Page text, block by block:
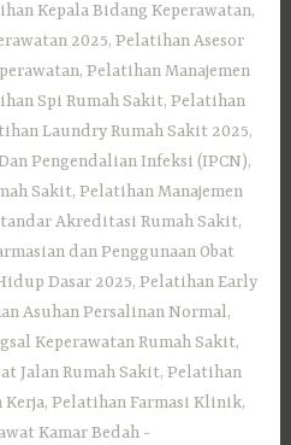
Kepala Bidang Keperawatan,
2025, Pelatihan Asesor
Pelatihan Manajemen
Spi Rumah Sakit, Pelatihan
Laundry Rumah Sakit 2025,
Pengendalian Infeksi (IPCN),
Sakit, Pelatihan Manajemen
Akreditasi Rumah Sakit,
dan Penggunaan Obat
Dasar 2025, Pelatihan Early
Asuhan Persalinan Normal,
Keperawatan Rumah Sakit,
Jalan Rumah Sakit, Pelatihan
Kerja, Pelatihan Farmasi Klinik,
Kamar Bedah